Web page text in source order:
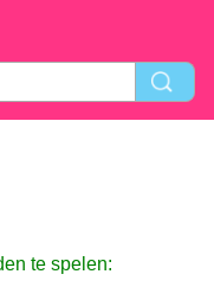
te spelen: